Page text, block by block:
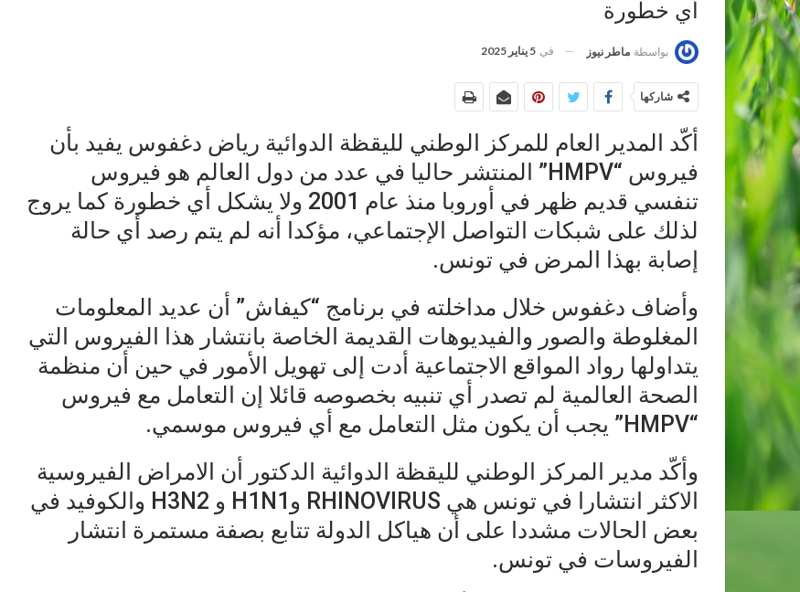
أي خطورة
بواسطة ماطر نيوز في 5 يناير 2025
شاركها
أكّد المدير العام للمركز الوطني لليقظة الدوائية رياض دغفوس يفيد بأن
فيروس “HMPV” المنتشر حاليا في عدد من دول العالم هو فيروس
تنفسي قديم ظهر في أوروبا منذ عام 2001 ولا يشكل أي خطورة كما يروج
لذلك على شبكات التواصل الإجتماعي، مؤكدا أنه لم يتم رصد أي حالة
إصابة بهذا المرض في تونس.
وأضاف دغفوس خلال مداخلته في برنامج “كيفاش” أن عديد المعلومات
المغلوطة والصور والفيديوهات القديمة الخاصة بانتشار هذا الفيروس التي
يتداولها رواد المواقع الاجتماعية أدت إلى تهويل الأمور في حين أن منظمة
الصحة العالمية لم تصدر أي تنبيه بخصوصه قائلا إن التعامل مع فيروس
“HMPV” يجب أن يكون مثل التعامل مع أي فيروس موسمي.
وأكّد مدير المركز الوطني لليقظة الدوائية الدكتور أن الامراض الفيروسية
الاكثر انتشارا في تونس هي RHINOVIRUS وH1N1 و H3N2 والكوفيد في
بعض الحالات مشددا على أن هياكل الدولة تتابع بصفة مستمرة انتشار
الفيروسات في تونس.